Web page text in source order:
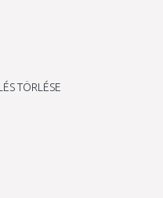
TÖRLÉSE